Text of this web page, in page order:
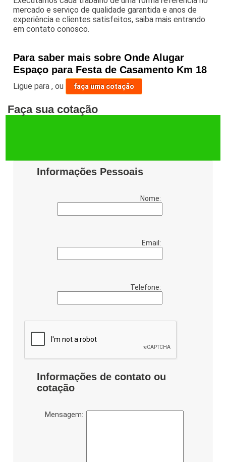
mercado e serviço de qualidade garantida e anos de
experiência e clientes satisfeitos, saiba mais entrando
em contato conosco.
Para saber mais sobre Onde Alugar
Espaço para Festa de Casamento Km 18
Ligue para,ou faça uma cotação
Faça sua cotação
Informações Pessoais
Nome:
Email:
Telefone:
Informações de contato ou
cotação
Mensagem: